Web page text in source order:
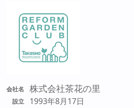
会社名 株式会社茶花の里
設立 1993年8月17日